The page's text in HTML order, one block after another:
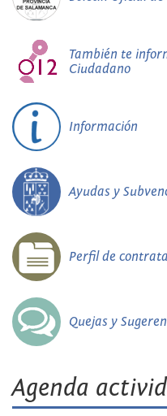
También te
Ciudadano
Información
Ayudas y
Perfil de
Quejas y
Agenda